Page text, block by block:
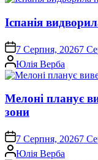
Іспанія
on 7 Серпня, 20267
Опубліковано
Юлія Верба
Мелоні планує
зони
on 7 Серпня, 20267
Опубліковано
Юлія Верба